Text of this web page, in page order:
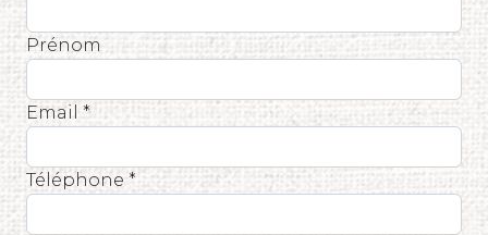
Prénom
Email *
Téléphone *